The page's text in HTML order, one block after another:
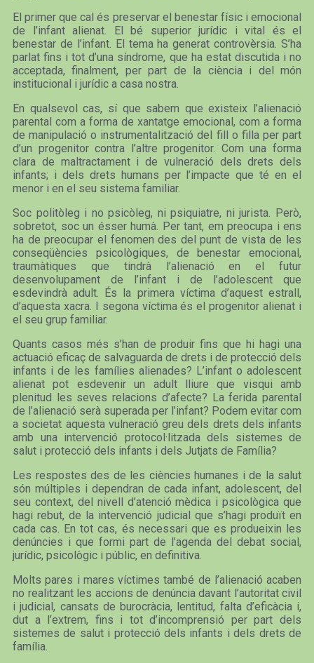
El primer que cal és preservar el benestar físic i emocional
de l’infant alienat. El bé superior jurídic i vital és el
benestar de l’infant. El tema ha generat controvèrsia. S’ha
parlat fins i tot d’una síndrome, que ha estat discutida i no
acceptada, finalment, per part de la ciència i del món
institucional i jurídic a casa nostra.
En qualsevol cas, sí que sabem que existeix l’alienació
parental com a forma de xantatge emocional, com a forma
de manipulació o instrumentalització del fill o filla per part
d’un progenitor contra l’altre progenitor. Com una forma
clara de maltractament i de vulneració dels drets dels
infants; i dels drets humans per l’impacte que té en el
menor i en el seu sistema familiar.
Soc politòleg i no psicòleg, ni psiquiatre, ni jurista. Però,
sobretot, soc un ésser humà. Per tant, em preocupa i ens
ha de preocupar el fenomen des del punt de vista de les
conseqüències psicològiques, de benestar emocional,
traumàtiques que tindrà l’alienació en el futur
desenvolupament de l’infant i de l’adolescent que
esdevindrà adult. És la primera víctima d’aquest estrall,
d’aquesta xacra. I segona víctima és el progenitor alienat i
el seu grup familiar.
Quants casos més s’han de produir fins que hi hagi una
actuació eficaç de salvaguarda de drets i de protecció dels
infants i de les famílies alienades? L’infant o adolescent
alienat pot esdevenir un adult lliure que visqui amb
plenitud les seves relacions d’afecte? La ferida parental
de l’alienació serà superada per l’infant? Podem evitar com
a societat aquesta vulneració greu dels drets dels infants
amb una intervenció protocol·litzada dels sistemes de
salut i protecció dels infants i dels Jutjats de Família?
Les respostes des de les ciències humanes i de la salut
són múltiples i dependran de cada infant, adolescent, del
seu context, del nivell d’atenció mèdica i psicològica que
hagi rebut, de la intervenció judicial que s’hagi produït en
cada cas. En tot cas, és necessari que es produeixin les
denúncies i que formi part de l’agenda del debat social,
jurídic, psicològic i públic, en definitiva.
Molts pares i mares víctimes també de l’alienació acaben
no realitzant les accions de denúncia davant l’autoritat civil
i judicial, cansats de burocràcia, lentitud, falta d’eficàcia i,
dut a l’extrem, fins i tot d’incomprensió per part dels
sistemes de salut i protecció dels infants i dels drets de
família.